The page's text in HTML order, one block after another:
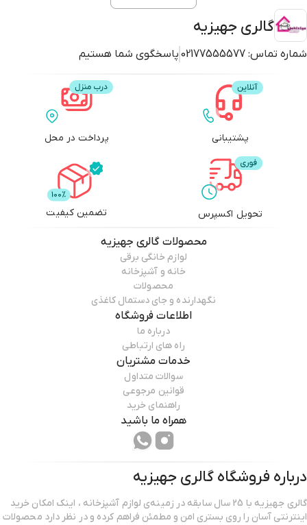
گالری جهیزیه
شماره تماس: 02177555577 پاسخگوی شما هستیم
پشتیبانی پرداخت در محل
تحویل اکسپرس تضمین کیفیت
محصولاتگالری جهیزیه
لوازم خانگی برقی
خانه و آشپزخانه
محصولات
نگهدارنده و جای دستمال کاغذی
اطلاعات فروشگاه
درباره ما
راه های ارتباطی
خدمات مشتریان
سوالات متداول
قوانین مرجوعی
راهنمای خرید
همراه ما باشید
درباره فروشگاه گالری جهیزیه
گالری جهیزیه با 25 سال سابقه در زمینه‌ی لوازم آشپزخانه ، اینک امکان خرید
اینترنتی آسان را روی بستری امن و مطمئن فراهم کرده و در نظر دارد محصولات